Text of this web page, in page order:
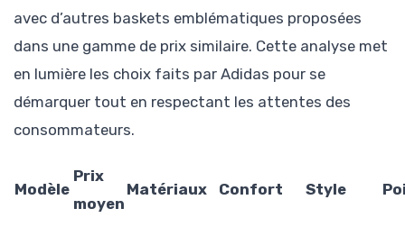
avec d’autres baskets emblématiques proposées
dans une gamme de prix similaire. Cette analyse met
en lumière les choix faits par Adidas pour se
démarquer tout en respectant les attentes des
consommateurs.
Modèle
Prix
moyen
Matériaux Confort Style